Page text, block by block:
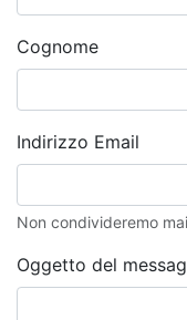
Cognome
Indirizzo Email
Non condivideremo
Oggetto del